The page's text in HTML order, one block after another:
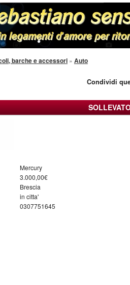
barche e accessori » Auto
Condividi
Mercury
3.000,00€
Brescia
in citta'
0307751645